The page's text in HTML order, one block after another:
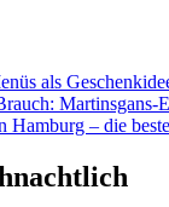
als
Martinsgans-
Hamburg – die